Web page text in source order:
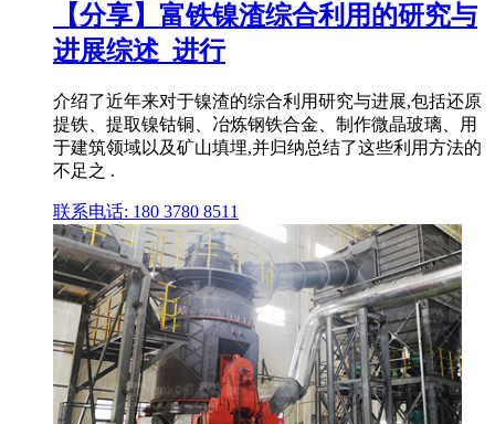
【分享】富铁镍渣综合利用的研究与
进展综述_进行
介绍了近年来对于镍渣的综合利用研究与进展,包括还原
提铁、提取镍钴铜、冶炼钢铁合金、制作微晶玻璃、用
于建筑领域以及矿山填埋,并归纳总结了这些利用方法的
不足之 .
联系电话: 180 3780 8511